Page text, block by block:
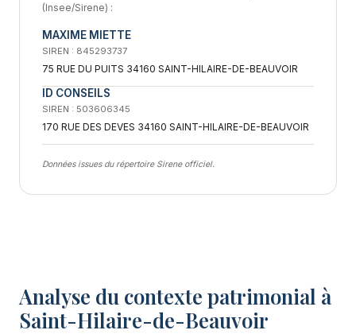
Analyse du contexte patrimonial à
Saint-Hilaire-de-Beauvoir
(Insee/Sirene) :
MAXIME MIETTE
SIREN : 845293737
75 RUE DU PUITS 34160 SAINT-HILAIRE-DE-BEAUVOIR
ID CONSEILS
SIREN : 503606345
170 RUE DES DEVES 34160 SAINT-HILAIRE-DE-BEAUVOIR
Données issues du répertoire Sirene officiel.